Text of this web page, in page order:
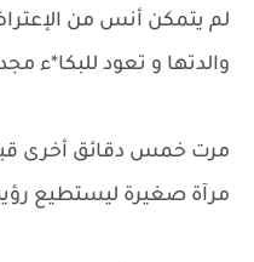
لم يتمكن أنس من
والدتها و تعود للبكا*ء
مرت خمس دقائق أخرى قبل
مرآة صغيرة ليستطيع